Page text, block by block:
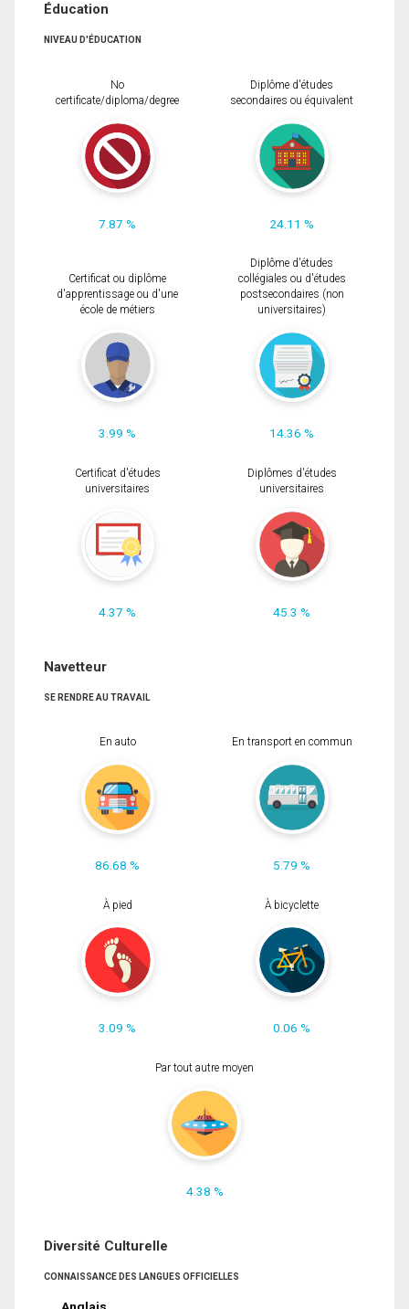
Éducation
NIVEAU D'ÉDUCATION
No
certificate/diploma/degree
7.87 %
Diplôme d'études
secondaires ou équivalent
24.11 %
Certificat ou diplôme
d'apprentissage ou d'une
école de métiers
3.99 %
Diplôme d'études
collégiales ou d'études
postsecondaires (non
universitaires)
14.36 %
Certificat d'études
universitaires
4.37 %
Diplômes d'études
universitaires
45.3 %
Navetteur
SE RENDRE AU TRAVAIL
En auto
86.68 %
En transport en commun
5.79 %
À pied
3.09 %
À bicyclette
0.06 %
Par tout autre moyen
4.38 %
Diversité Culturelle
CONNAISSANCE DES LANGUES OFFICIELLES
Anglais